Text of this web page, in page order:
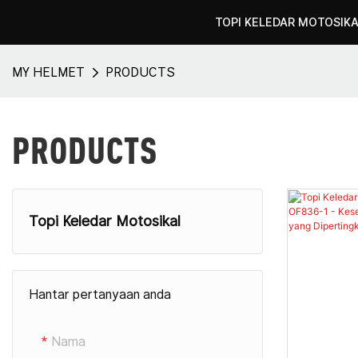
TOPI KELEDAR
MY HELMET PRODUCTS
PRODUCTS
Topi Keledar Motosikal
Helmet Motosikal Muka Penuh
Helmet Motosikal Modular
Hantar pertanyaan anda
Nama